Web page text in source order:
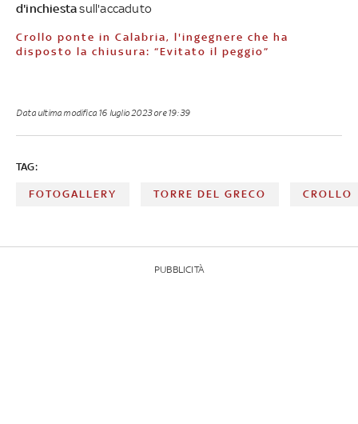
d'inchiestasull'accaduto
Crollo ponte in Calabria, l'ingegnere che ha
disposto la chiusura: “Evitato il peggio”
Data ultima modifica 16 luglio 2023 ore 19:39
TAG:
FOTOGALLERY TORRE DEL GRECO CROLLO
PUBBLICITÀ